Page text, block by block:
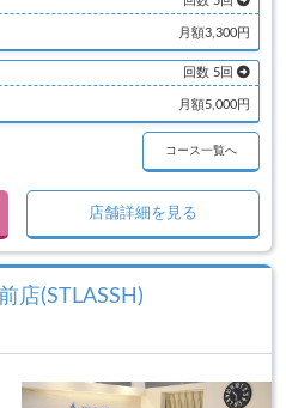
月額3,300円
回数 5回
月額5,000円
コース一覧へ
店舗詳細を見る
店(STLASSH)